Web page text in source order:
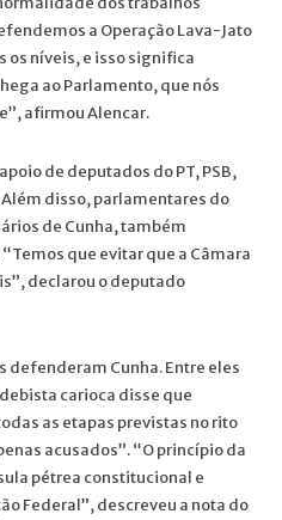
a Operação Lava-Jato
os níveis, e isso significa
ao Parlamento, que nós
afirmou Alencar.
de deputados do PT, PSB,
Além disso, parlamentares do
de Cunha, também
que evitar que a Câmara
declarou o deputado
defenderam Cunha. Entre eles
carioca disse que
as etapas previstas no rito
acusados”. “O princípio da
pétrea constitucional e
Federal”, descreveu a nota do